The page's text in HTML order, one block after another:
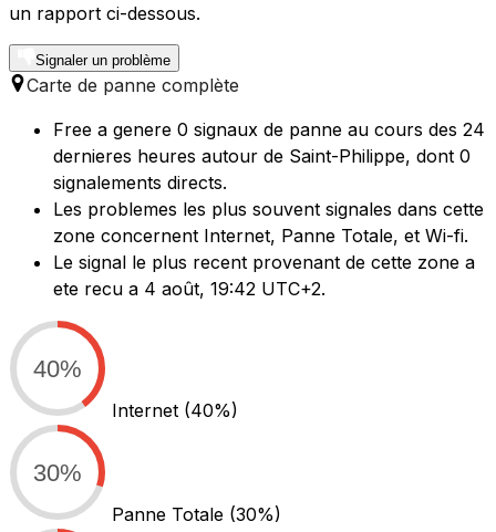
un rapport ci-dessous.
Signaler un problème
Carte de panne complète
Free a genere 0 signaux de panne au cours des 24
dernieres heures autour de Saint-Philippe, dont 0
signalements directs.
Les problemes les plus souvent signales dans cette
zone concernent Internet, Panne Totale, et Wi-fi.
Le signal le plus recent provenant de cette zone a
ete recu a 4 août, 19:42 UTC+2.
40%
Internet (40%)
30%
Panne Totale (30%)